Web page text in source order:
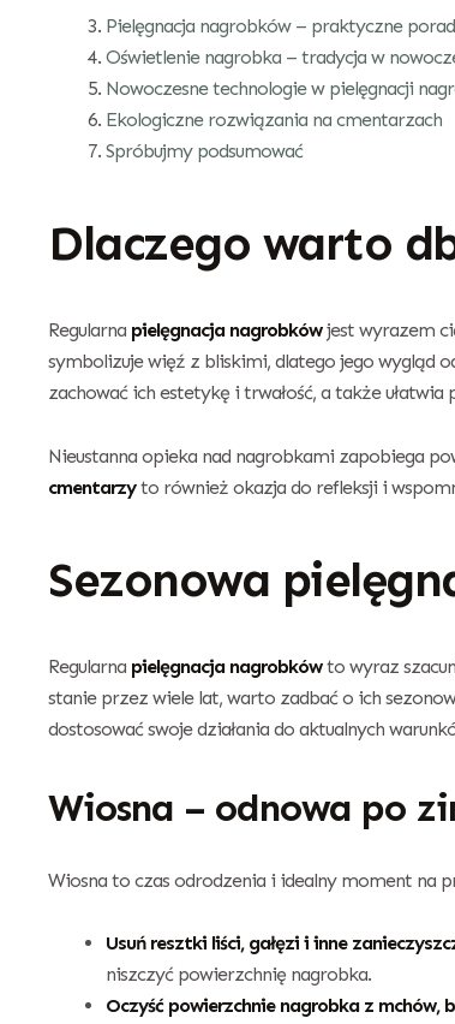
Pielęgnacja nagrobków – praktyczne
Oświetlenie nagrobka – tradycja w
Nowoczesne technologie w pielęgnacji
Ekologiczne rozwiązania na cmentarzach
Spróbujmy podsumować
Dlaczego warto
Regularna pielęgnacja nagrobkówjest wyrazem
symbolizuje więź z bliskimi, dlatego jego wygląd
zachować ich estetykę i trwałość, a także
Nieustanna opieka nad nagrobkami zapobiega
cmentarzyto również okazja do refleksji i
Sezonowa
Regularna pielęgnacja nagrobkówto wyraz
stanie przez wiele lat, warto zadbać o ich
dostosować swoje działania do aktualnych
Wiosna – odnowa po
Wiosna to czas odrodzenia i idealny moment na
Usuń resztki liści, gałęzi i inne
niszczyć powierzchnię nagrobka.
Oczyść powierzchnie nagrobka z mchów,